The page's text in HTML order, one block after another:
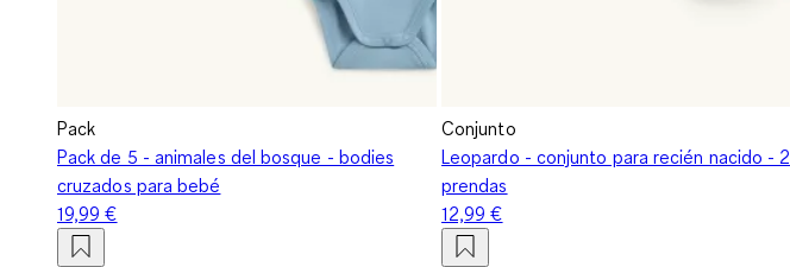
Pack
Pack de 5 - animales del bosque - bodies
cruzados para bebé
19,99 €
Conjunto
Leopardo - conjunto para recién nacido - 2
prendas
12,99 €